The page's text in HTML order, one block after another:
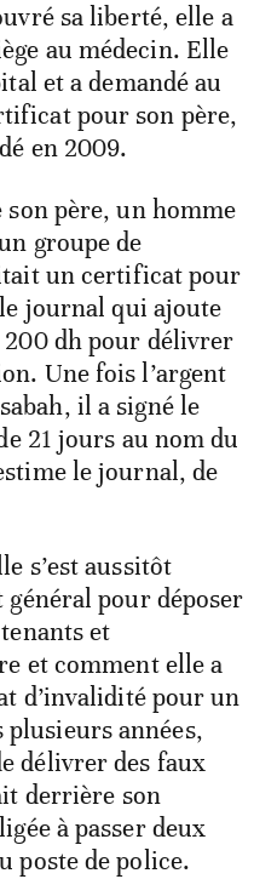
sa liberté, elle a
au médecin. Elle
et a demandé au
pour son père,
en 2009.
père, un homme
groupe de
un certificat pour
journal qui ajoute
200 dh pour délivrer
Une fois l’argent
il a signé le
21 jours au nom du
le journal, de
s’est aussitôt
pour déposer
et
et comment elle a
d’invalidité pour un
plusieurs années,
délivrer des faux
derrière son
à passer deux
poste de police.